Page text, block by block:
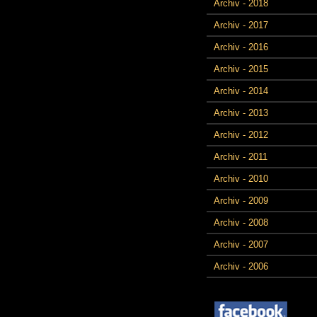
Archiv - 2018
Archiv - 2017
Archiv - 2016
Archiv - 2015
Archiv - 2014
Archiv - 2013
Archiv - 2012
Archiv - 2011
Archiv - 2010
Archiv - 2009
Archiv - 2008
Archiv - 2007
Archiv - 2006